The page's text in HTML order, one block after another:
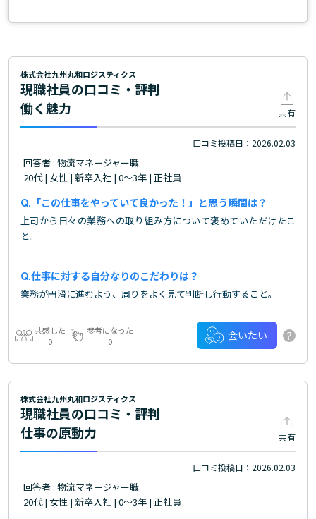
株式会社九州丸和ロジスティクス
現職社員の口コミ・評判
働く魅力
共有
口コミ投稿日：2026.02.03
回答者 : 物流マネージャー職
20代 | 女性 | 新卒入社 | 0～3年 | 正社員
「この仕事をやっていて良かった！」と思う瞬間は？
上司から日々の業務への取り組み方について褒めていただけたこ
と。
仕事に対する自分なりのこだわりは？
業務が円滑に進むよう、周りをよく見て判断し行動すること。
共感した
0
参考になった
0
会いたい ?
株式会社九州丸和ロジスティクス
現職社員の口コミ・評判
仕事の原動力
共有
口コミ投稿日：2026.02.03
回答者 : 物流マネージャー職
20代 | 女性 | 新卒入社 | 0～3年 | 正社員